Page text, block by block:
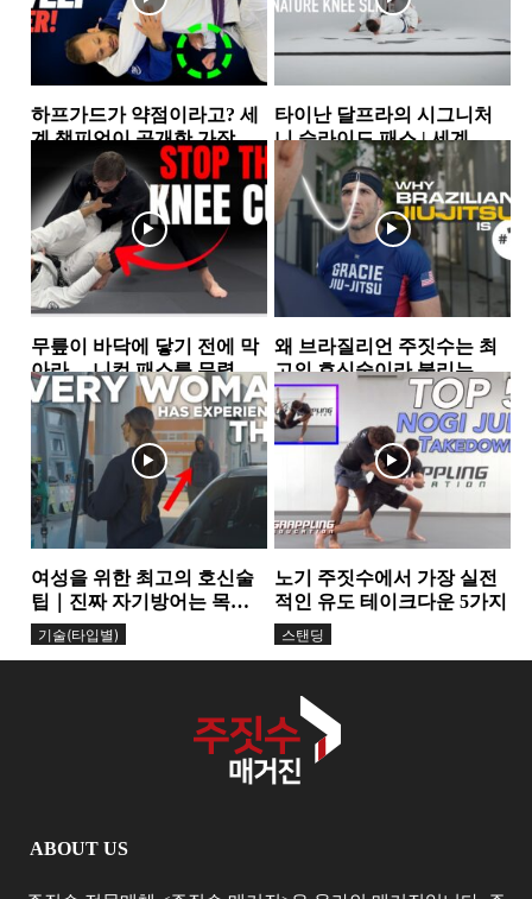
하프가드가 약점이라고? 세
계 챔피언이 공개한 가장 실
전적인 하프가드 스윕 2가지
하프가드
타이난 달프라의 시그니처
니 슬라이드 패스 | 세계 챔
피언이 반복해서 사용하는...
하프가드
무릎이 바닥에 닿기 전에 막
아라… 니컷 패스를 무력화
하는 핵심 원리
가드
왜 브라질리언 주짓수는 최
고의 호신술이라 불리는
가… 그레이시 형제가 말하
는 ‘거리의 과학’
그레이시주짓수
여성을 위한 최고의 호신술
팁｜진짜 자기방어는 목소
리에서 시작된다
기술(타입별)
노기 주짓수에서 가장 실전
적인 유도 테이크다운 5가지
스탠딩
ABOUT US